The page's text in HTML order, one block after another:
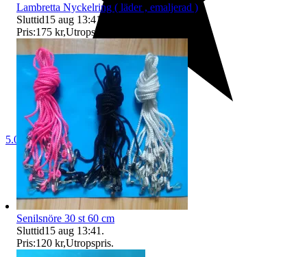
5.0
Lambretta Nyckelring ( läder , emaljerad )
Sluttid15 aug 13:41
Pris:175 kr,Utropspris
Senilsnöre 30 st 60 cm
Sluttid15 aug 13:41 .
Pris:120 kr,Utropspris.